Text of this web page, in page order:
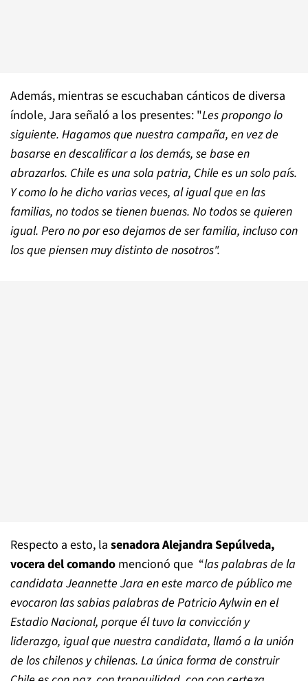
Además, mientras se escuchaban cánticos de diversa
índole, Jara señaló a los presentes: "Les propongo lo
siguiente. Hagamos que nuestra campaña, en vez de
basarse en descalificar a los demás, se base en
abrazarlos. Chile es una sola patria, Chile es un solo país.
Y como lo he dicho varias veces, al igual que en las
familias, no todos se tienen buenas. No todos se quieren
igual. Pero no por eso dejamos de ser familia, incluso con
los que piensen muy distinto de nosotros".
Respecto a esto, la senadora Alejandra Sepúlveda,
vocera del comando mencionó que “las palabras de la
candidata Jeannette Jara en este marco de público me
evocaron las sabias palabras de Patricio Aylwin en el
Estadio Nacional, porque él tuvo la convicción y
liderazgo, igual que nuestra candidata, llamó a la unión
de los chilenos y chilenas. La única forma de construir